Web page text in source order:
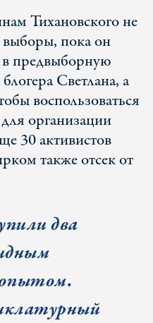
Тихановского не
пока он
предвыборную
Светлана, а
воспользоваться
организации
30 активистов
также отсек от
два
опытом.